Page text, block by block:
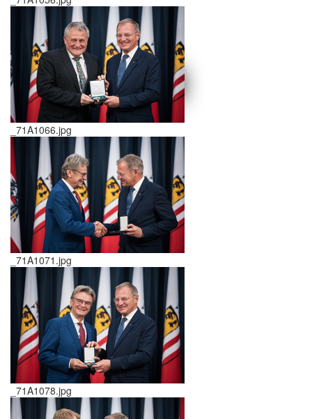
schließen X
<< >>
_71A1066.jpg
_71A1071.jpg
_71A1078.jpg